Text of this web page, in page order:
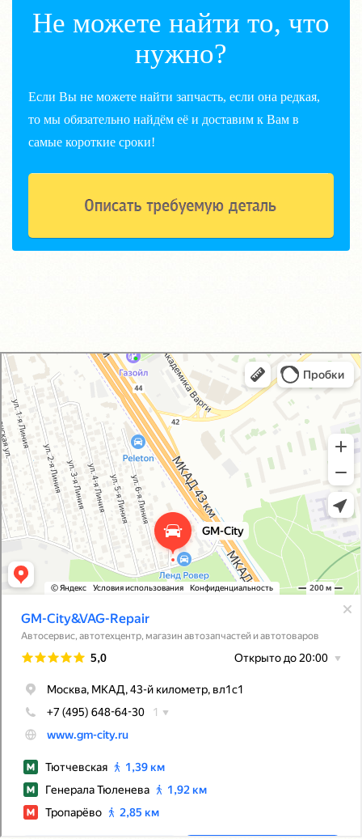
Не можете найти то, что
нужно?
Если Вы не можете найти запчасть, если она редкая,
то мы обязательно найдём её и доставим к Вам в
самые короткие сроки!
GM-City&VAG-Repair
Автосервис, автотехцентр в Москве
Магазин автозапчастей и автотоваров в Москве